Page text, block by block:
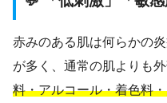
赤みのある肌は何らかの
が多く、通常の肌よりも
料・アルコール・着色料